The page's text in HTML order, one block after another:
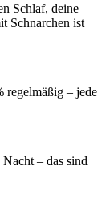
Schlaf, deine
Schnarchen ist
regelmäßig – jede
– das sind